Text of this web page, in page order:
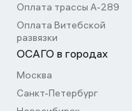
Оплата трассы А-289
Оплата Витебской
развязки
ОСАГО в городах
Москва
Санкт-Петербург